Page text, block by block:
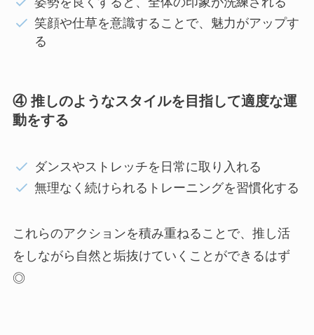
笑顔や仕草を意識することで、魅力がアップす
る
④ 推しのようなスタイルを目指して適度な運
動をする
ダンスやストレッチを日常に取り入れる
無理なく続けられるトレーニングを習慣化する
これらのアクションを積み重ねることで、推し活
をしながら自然と垢抜けていくことができるはず
◎